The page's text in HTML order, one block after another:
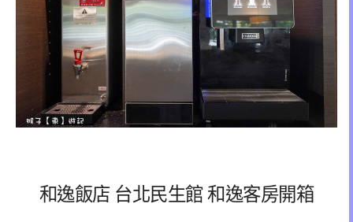
和逸飯店 台北民生館 和逸客房開箱